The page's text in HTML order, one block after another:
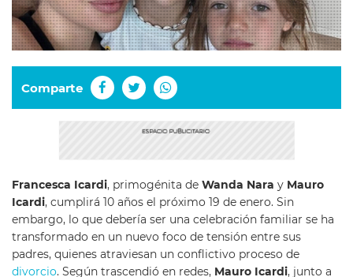
Comparte
Francesca Icardi, primogénita de Wanda Nara y Mauro
Icardi, cumplirá 10 años el próximo 19 de enero. Sin
embargo, lo que debería ser una celebración familiar se ha
transformado en un nuevo foco de tensión entre sus
padres, quienes atraviesan un conflictivo proceso de
divorcio. Según trascendió en redes, Mauro Icardi, junto a